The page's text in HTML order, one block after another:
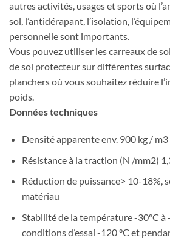
autres activités, usages et sports où
sol, l’antidérapant, l’isolation,
personnelle sont importants.
Vous pouvez utiliser les carreaux de
de sol protecteur sur différentes
planchers où vous souhaitez réduire
poids.
Données techniques
Densité apparente env. 900 kg / m3
Résistance à la traction (N /mm2)
Réduction de puissance> 10-18%,
matériau
Stabilité de la température -30°C à
conditions d’essai -120 °C et